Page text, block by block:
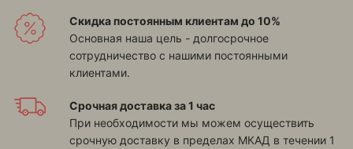
Скидка постоянным клиентам до 10%
Основная наша цель - долгосрочное
сотрудничество с нашими постоянными
клиентами.
Срочная доставка за 1 час
При необходимости мы можем осуществить
срочную доставку в пределах МКАД в течении 1